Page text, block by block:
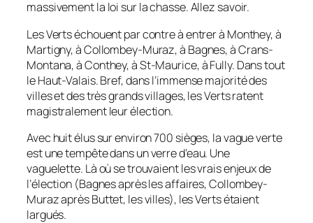
massivement la loi sur la chasse. Allez savoir.
Les Verts échouent par contre à entrer à Monthey, à
Martigny, à Collombey-Muraz, à Bagnes, à Crans-
Montana, à Conthey, à St-Maurice, à Fully. Dans tout
le Haut-Valais. Bref, dans l’immense majorité des
villes et des très grands villages, les Verts ratent
magistralement leur élection.
Avec huit élus sur environ 700 sièges, la vague verte
est une tempête dans un verre d’eau. Une
vaguelette. Là où se trouvaient les vrais enjeux de
l’élection (Bagnes après les affaires, Collombey-
Muraz après Buttet, les villes), les Verts étaient
largués.